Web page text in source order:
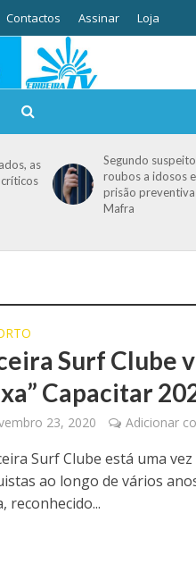
Contactos Assinar Loja
as
Segundo
roubos a idosos
prisão preventiva
Mafra
Surf Clube
Capacitar
23, 2020 Adicionar
Surf Clube está uma
ao longo de vários
reconhecido...